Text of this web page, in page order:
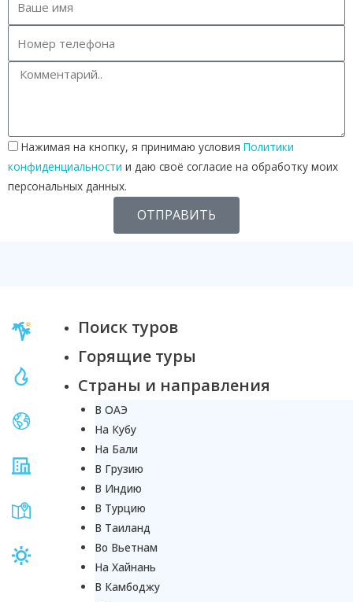
Нажимая на кнопку, я принимаю условия Политики
конфиденциальности и даю своё согласие на обработку моих
персональных данных.
ОТПРАВИТЬ
Поиск туров
Горящие туры
Страны и направления
В ОАЭ
На Кубу
На Бали
В Грузию
В Индию
В Турцию
В Таиланд
Во Вьетнам
На Хайнань
В Камбоджу